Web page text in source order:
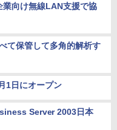
業向け無線LAN支援で協
て保管して多角的解析す
1日にオープン
Server 2003日本